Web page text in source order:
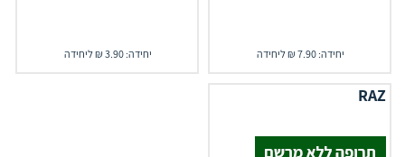
יחידה: 7.90 ₪ ליחידה יחידה: 3.90 ₪ ליחידה
RAZ